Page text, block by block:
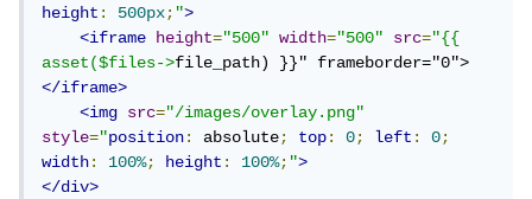
height: 500px;">
<iframe
height="500" width="500" src="{{
asset($files->file_path) }}" frameborder="0">
</iframe>
<img
src="/images/overlay.png"
style="position: absolute; top: 0; left: 0;
width: 100%; height: 100%;">
</div>